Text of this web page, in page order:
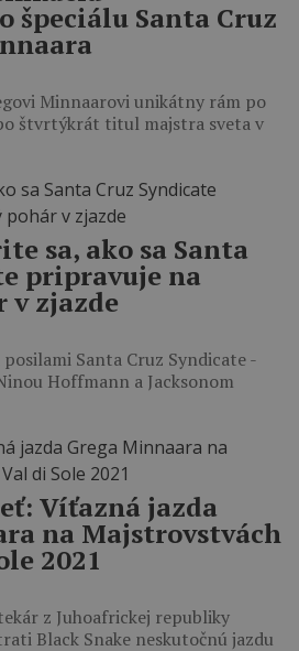
špeciálu Santa Cruz
Minnaarovi unikátny rám po
štvrtýkrát titul majstra sveta v
sa, ako sa Santa
pripravuje na
v zjazde
Santa Cruz Syndicate -
Hoffmann a Jacksonom
Víťazná jazda
na Majstrovstvách
2021
z Juhoafrickej republiky
Black Snake neskutočnú jazdu